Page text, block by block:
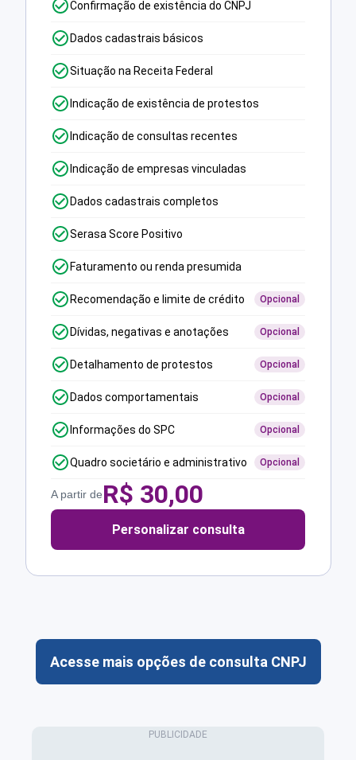
Confirmação de existência do CNPJ
Dados cadastrais básicos
Situação na Receita Federal
Indicação de existência de protestos
Indicação de consultas recentes
Indicação de empresas vinculadas
Dados cadastrais completos
Serasa Score Positivo
Faturamento ou renda presumida
Recomendação e limite de crédito Opcional
Dívidas, negativas e anotações Opcional
Detalhamento de protestos Opcional
Dados comportamentais Opcional
Informações do SPC Opcional
Quadro societário e administrativo Opcional
A partir deR$ 30,00
Personalizar consulta
Acesse mais opções de consulta CNPJ